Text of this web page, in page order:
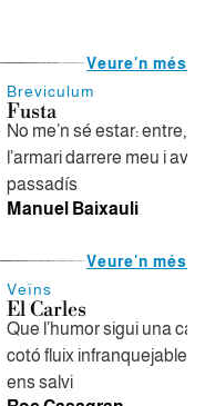
Veure'n més
Breviculum
Fusta
No me’n sé estar: entre,
l’armari darrere meu i
passadís
Manuel Baixauli
Veure'n més
Veïns
El Carles
Que l’humor sigui una
cotó fluix infranquejable,
ens salvi